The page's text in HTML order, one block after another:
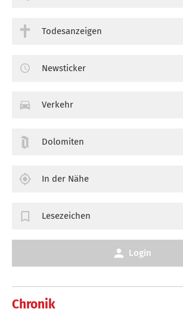
Chronik
Todesanzeigen
Newsticker
Verkehr
Dolomiten
In der Nähe
Lesezeichen
Login